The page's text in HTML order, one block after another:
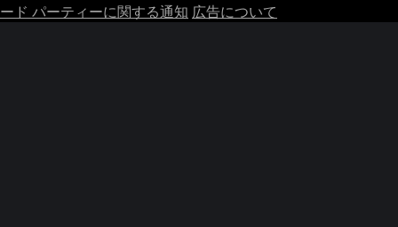
ード パーティーに関する通知 広告について